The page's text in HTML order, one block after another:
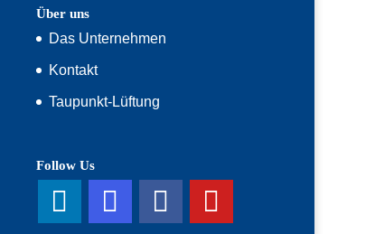
Über uns
Das Unternehmen
Kontakt
Taupunkt-Lüftung
Follow Us